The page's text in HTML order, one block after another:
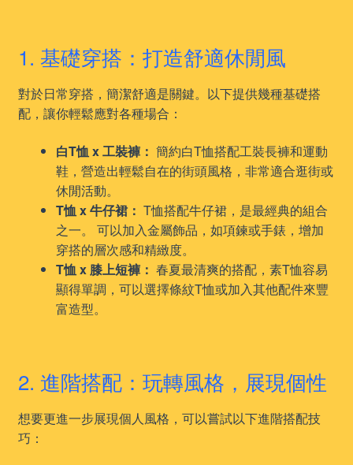
1. 基礎穿搭：打造舒適休閒風
對於日常穿搭，簡潔舒適是關鍵。以下提供幾種基礎搭
配，讓你輕鬆應對各種場合：
白T恤 x 工裝褲： 簡約白T恤搭配工裝長褲和運動
鞋，營造出輕鬆自在的街頭風格，非常適合逛街或
休閒活動。
T恤 x 牛仔裙： T恤搭配牛仔裙，是最經典的組合
之一。 可以加入金屬飾品，如項鍊或手錶，增加
穿搭的層次感和精緻度。
T恤 x 膝上短褲： 春夏最清爽的搭配，素T恤容易
顯得單調，可以選擇條紋T恤或加入其他配件來豐
富造型。
2. 進階搭配：玩轉風格，展現個性
想要更進一步展現個人風格，可以嘗試以下進階搭配技
巧：